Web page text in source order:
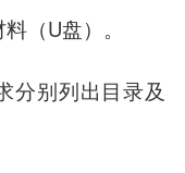
（U盘）。
分别列出目录及